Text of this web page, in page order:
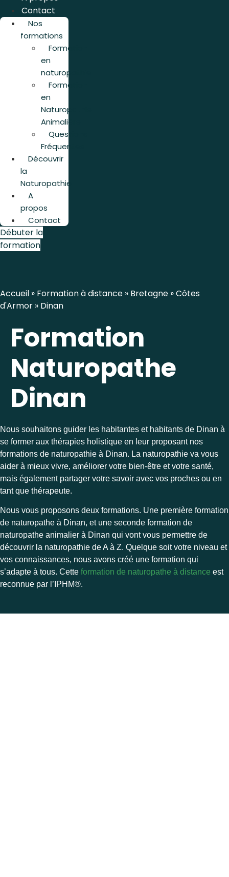
Contact
Nos
formations
Formation
en
naturopathie
Formation
en
Naturopathie
Animalière
Questions
Fréquentes
Découvrir
la
Naturopathie
A
propos
Contact
Débuter la
formation
Accueil » Formation à distance » Bretagne »Côtes
d'Armor » Dinan
Formation
Naturopathe
Dinan
Nous souhaitons guider les habitantes et habitants de Dinan à
se former aux thérapies holistique en leur proposant nos
formations de naturopathie à Dinan. La naturopathie va vous
aider à mieux vivre, améliorer votre bien-être et votre santé,
mais également partager votre savoir avec vos proches ou en
tant que thérapeute.
Nous vous proposons deux formations. Une première formation
de naturopathe à Dinan, et une seconde formation de
naturopathe animalier à Dinan qui vont vous permettre de
découvrir la naturopathie de A à Z. Quelque soit votre niveau et
vos connaissances, nous avons créé une formation qui
s’adapte à tous. Cette formation de naturopathe à distance est
reconnue par l’ IPHM®.